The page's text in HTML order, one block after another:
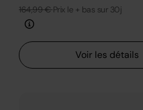
164,99 €Prix le + bas sur 30j
Voir les détails